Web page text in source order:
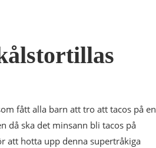
fått alla barn att tro att tacos på en
då ska det minsann bli tacos på
att hotta upp denna supertråkiga